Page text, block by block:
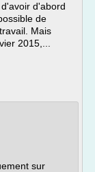
d'abord
de
Mais
2015,...
sur